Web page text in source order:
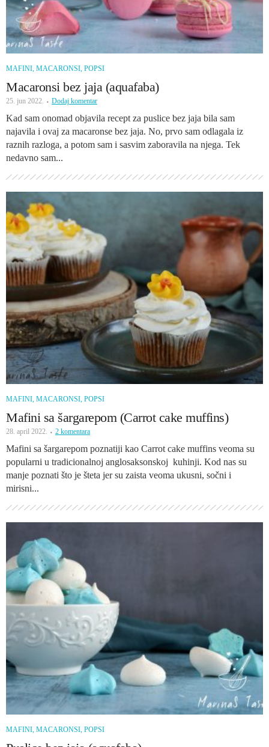
MAFINI, MACARONSI, POPSI
Macaronsi bez jaja (aquafaba)
25. jun 2022. Dodaj komentar
Kad sam onomad objavila recept za puslice bez jaja bila sam
najavila i ovaj za macaronse bez jaja. No, prvo sam odlagala iz
raznih razloga, a potom sam i sasvim zaboravila na njega. Tek
nedavno sam...
MAFINI, MACARONSI, POPSI
Mafini sa šargarepom (Carrot cake muffins)
28. april 2022. 2 komentara
Mafini sa šargarepom poznatiji kao Carrot cake muffins veoma su
popularni u tradicionalnoj anglosaksonskoj kuhinji. Kod nas su
manje poznati što je šteta jer su zaista veoma ukusni, sočni i
mirisni...
MAFINI, MACARONSI, POPSI